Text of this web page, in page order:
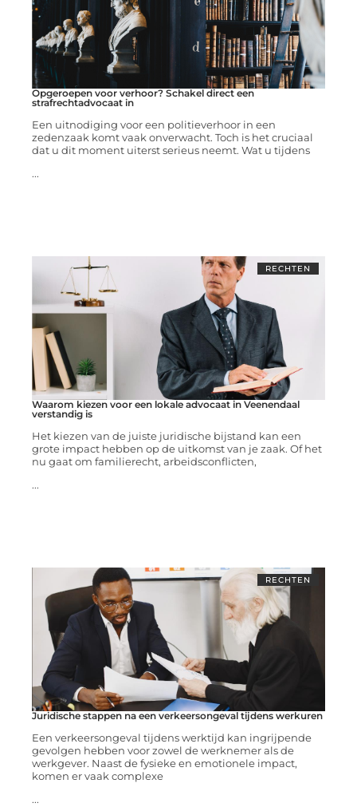
Opgeroepen voor verhoor? Schakel direct een
strafrechtadvocaat in
Een uitnodiging voor een politieverhoor in een
zedenzaak komt vaak onverwacht. Toch is het cruciaal
dat u dit moment uiterst serieus neemt. Wat u tijdens
...
RECHTEN
Waarom kiezen voor een lokale advocaat in Veenendaal
verstandig is
Het kiezen van de juiste juridische bijstand kan een
grote impact hebben op de uitkomst van je zaak. Of het
nu gaat om familierecht, arbeidsconflicten,
...
RECHTEN
Juridische stappen na een verkeersongeval tijdens werkuren
Een verkeersongeval tijdens werktijd kan ingrijpende
gevolgen hebben voor zowel de werknemer als de
werkgever. Naast de fysieke en emotionele impact,
komen er vaak complexe
...